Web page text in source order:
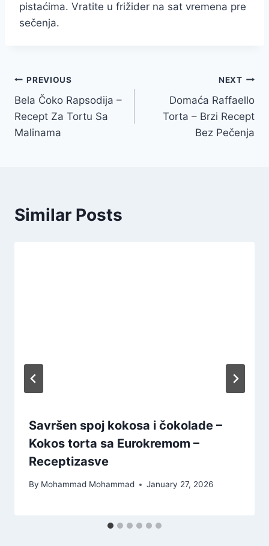
pistaćima. Vratite u frižider na sat vremena pre
sečenja.
Post
navigation
PREVIOUS
Bela Čoko Rapsodija –
Recept Za Tortu Sa
Malinama
NEXT
Domaća Raffaello
Torta – Brzi Recept
Bez Pečenja
Similar Posts
Savršen spoj kokosa i čokolade –
Kokos torta sa Eurokremom –
Receptizasve
By Mohammad Mohammad January 27, 2026